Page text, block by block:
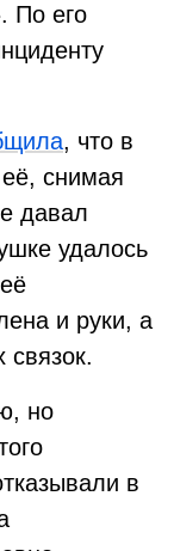
По его
, что в
снимая
давал
удалось
и руки, а
связок.
но
в